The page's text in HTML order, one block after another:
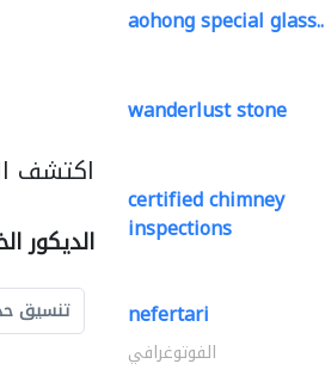
اكتشف
الديكور
تنسيق
aohong special glass..
wanderlust stone
certified chimney
inspections
nefertari
الفوتوغرافي